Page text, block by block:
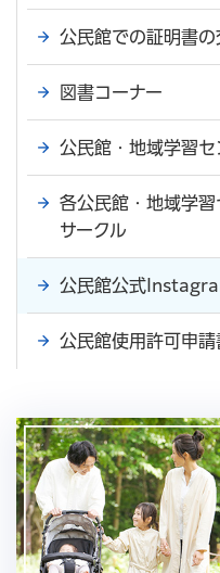
公民館での証明書の
図書コーナー
公民館・地域学習
各公民館・地域学
サークル
公民館公式
公民館使用許可申請